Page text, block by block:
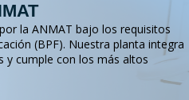
la ANMAT bajo los requisitos
(BPF). Nuestra planta integra
y cumple con los más altos